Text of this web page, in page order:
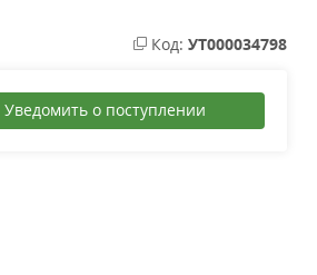
Код: УТ000034798
Уведомить о поступлении